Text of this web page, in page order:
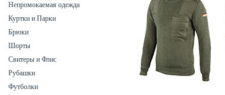
Непромокаемая одежда
Куртки и Парки
Брюки
Шорты
Свитеры и Флис
Рубашки
Футболки